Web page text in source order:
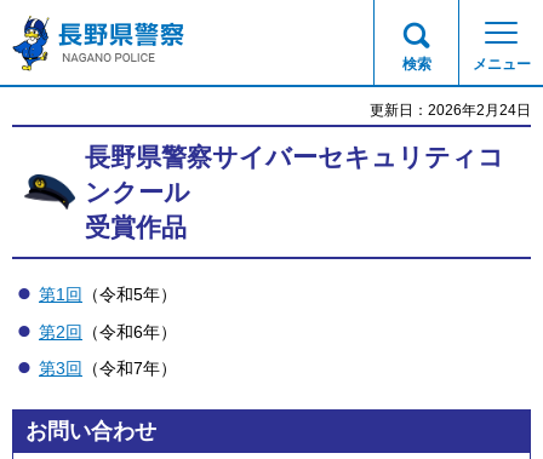
長野県警察
検索 メニュー
更新日：2026年2月24日
長野県警察サイバーセキュリティコ
ンクール
受賞作品
第1回
（令和5年）
第2回 （令和6年）
第3回
（令和7年）
お問い合わせ